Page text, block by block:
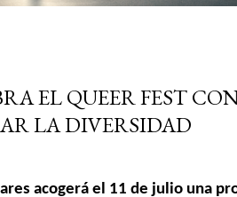
EL QUEER FEST
LA DIVERSIDAD
acogerá el 11 de julio una